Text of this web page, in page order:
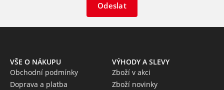
Odeslat
VŠE O NÁKUPU
Obchodní podmínky
Doprava a platba
VÝHODY A SLEVY
Zboží v akci
Zboží novinky